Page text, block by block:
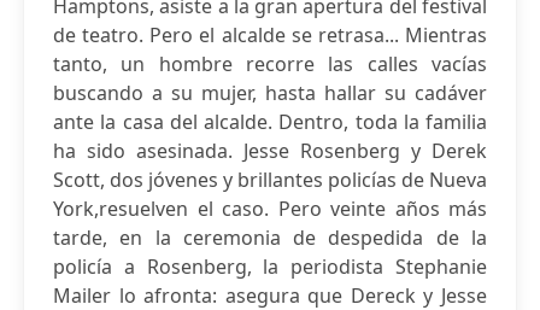
Hamptons, asiste a la gran apertura del festival
de teatro. Pero el alcalde se retrasa... Mientras
tanto, un hombre recorre las calles vacías
buscando a su mujer, hasta hallar su cadáver
ante la casa del alcalde. Dentro, toda la familia
ha sido asesinada. Jesse Rosenberg y Derek
Scott, dos jóvenes y brillantes policías de Nueva
York,resuelven el caso. Pero veinte años más
tarde, en la ceremonia de despedida de la
policía a Rosenberg, la periodista Stephanie
Mailer lo afronta: asegura que Dereck y Jesse